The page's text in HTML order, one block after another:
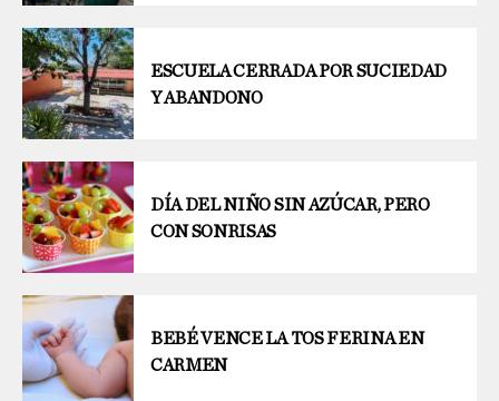
ESCUELA CERRADA POR SUCIEDAD
Y ABANDONO
DÍA DEL NIÑO SIN AZÚCAR, PERO
CON SONRISAS
BEBÉ VENCE LA TOS FERINA EN
CARMEN